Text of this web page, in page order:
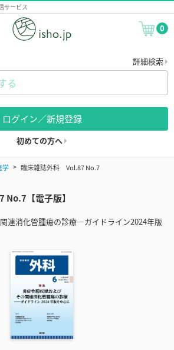
サービス
0
詳細検索
ログイン／新規登録
初めての方へ
学 臨床雑誌外科 Vol.87 No.7
【電子版】
連消化管腫瘍の診療―ガイドライン2024年版